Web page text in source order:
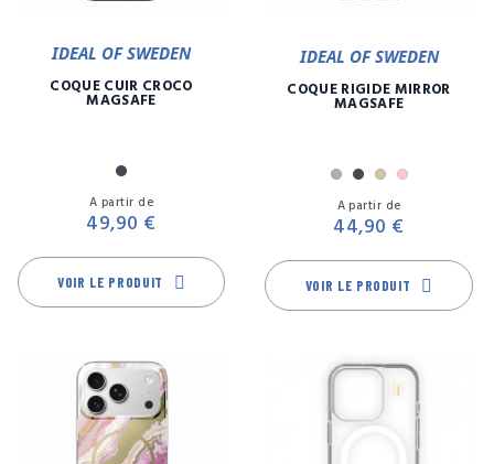
IDEAL OF SWEDEN
COQUE CUIR CROCO
MAGSAFE
Noir
A partir de
49,90 €
VOIR LE PRODUIT
IDEAL OF SWEDEN
COQUE RIGIDE MIRROR
MAGSAFE
Argent
NoirOrRose
A partir de
44,90 €
VOIR LE PRODUIT